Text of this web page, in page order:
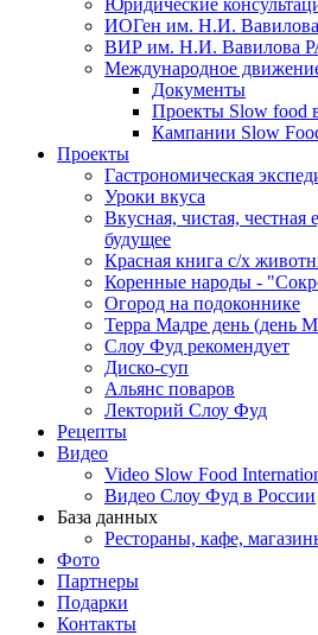
Юридические
ИОГен им. Н.И.
ВИР им. Н.И. Вавилова
Международное
Документы
Проекты Slow food
Кампании Slow
Проекты
Гастрономическая
Уроки вкуса
Вкусная, чистая, честная
будущее
Красная книга с/х
Коренные народы -
Огород на подоконнике
Терра Мадре день (день
Слоу Фуд рекомендует
Диско-суп
Альянс поваров
Лекторий Слоу Фуд
Рецепты
Видео
Video Slow Food
Видео Слоу Фуд в России
База данных
Рестораны, кафе,
Фото
Партнеры
Подарки
Контакты